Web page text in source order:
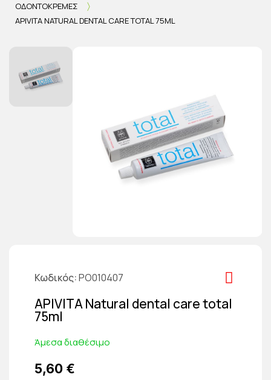
ΟΔΟΝΤΌΚΡΕΜΕΣ
APIVITA NATURAL DENTAL CARE TOTAL 75ML
Κωδικός PO010407
APIVITA Natural dental care total
75ml
Άμεσα διαθέσιμο
5,60 €